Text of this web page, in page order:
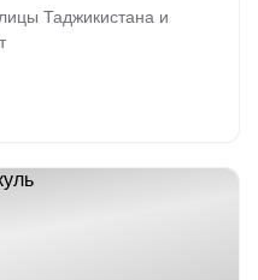
Таджикистана и